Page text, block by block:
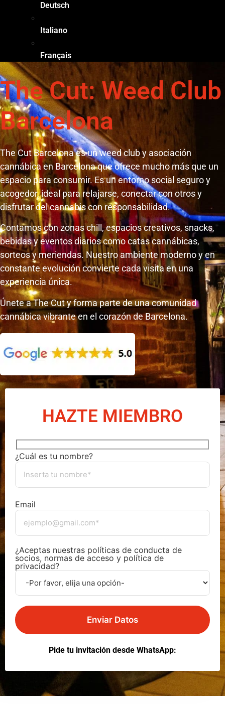
Deutsch
Italiano
Français
The Cut: Weed Club
Barcelona
The Cut Barcelona es un weed club y asociación
cannábica en Barcelona que ofrece mucho más que un
espacio para consumir. Es un entorno social seguro y
acogedor, ideal para relajarse, conectar con otros y
disfrutar del cannabis con responsabilidad.
Contamos con zonas chill, espacios creativos, snacks,
bebidas y eventos diarios como catas cannábicas,
sorteos y meriendas. Nuestro ambiente moderno y en
constante evolución convierte cada visita en una
experiencia única.
Únete a The Cut y forma parte de una comunidad
cannábica vibrante en el corazón de Barcelona.
HAZTE MIEMBRO
¿Cuál es tu nombre?
Email
¿Aceptas nuestras políticas de conducta de
socios, normas de acceso y política de
privacidad?
Enviar Datos
Pide tu invitación desde WhatsApp: